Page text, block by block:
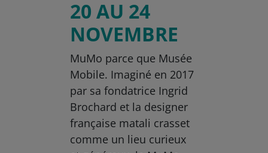
20 AU 24
NOVEMBRE
MuMo parce que Musée
Mobile. Imaginé en 2017
par sa fondatrice Ingrid
Brochard et la designer
française matali crasset
comme un lieu curieux